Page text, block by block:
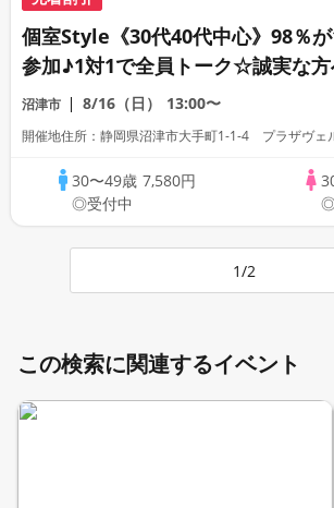
個室Style《30代40代中心》98％
参加♪1対1で全員トーク☆誠実な方
活パーティー
沼津市 8/16（日） 13:00〜
開催地住所：静岡県沼津市大手町1-1-4 プラザヴェ
30〜49歳 7,580円
◎受付中
◎
1/2
この検索に関連するイベント